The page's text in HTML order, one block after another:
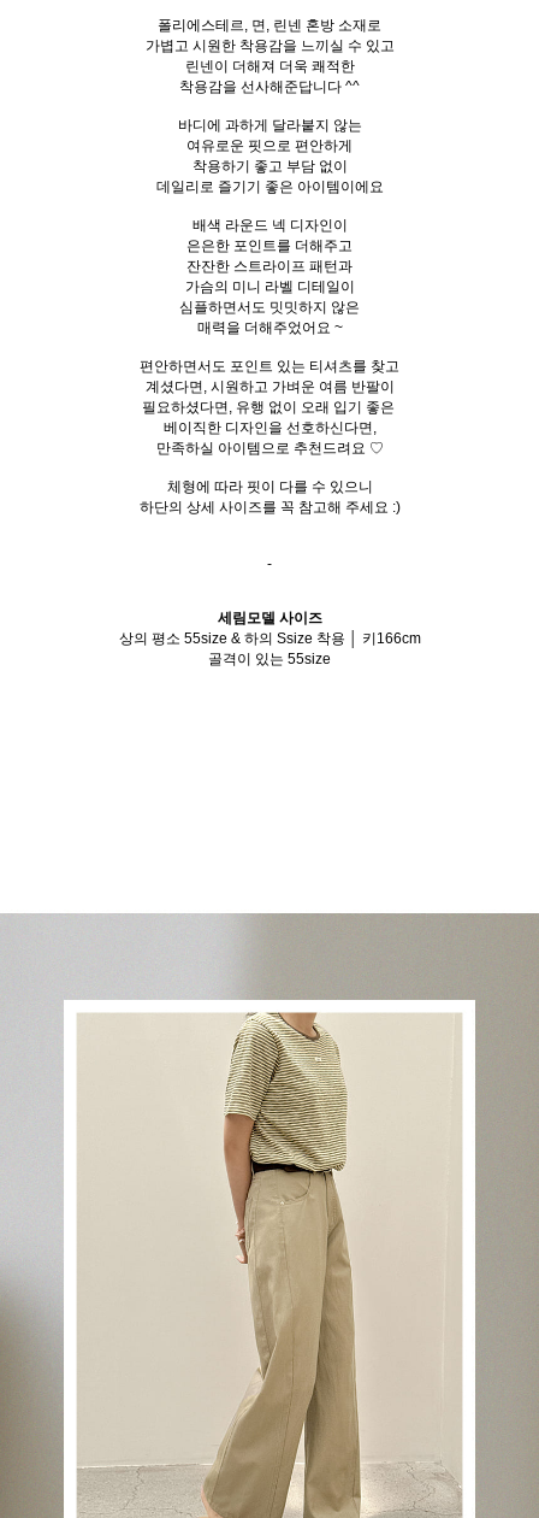
폴리에스테르, 면, 린넨 혼방 소재로
가볍고 시원한 착용감을 느끼실 수 있고
린넨이 더해져 더욱 쾌적한
착용감을 선사해준답니다 ^^
바디에 과하게 달라붙지 않는
여유로운 핏으로 편안하게
착용하기 좋고 부담 없이
데일리로 즐기기 좋은 아이템이에요
배색 라운드 넥 디자인이
은은한 포인트를 더해주고
잔잔한 스트라이프 패턴과
가슴의 미니 라벨 디테일이
심플하면서도 밋밋하지 않은
매력을 더해주었어요 ~
편안하면서도 포인트 있는 티셔츠를 찾고
계셨다면, 시원하고 가벼운 여름 반팔이
필요하셨다면, 유행 없이 오래 입기 좋은
베이직한 디자인을 선호하신다면,
만족하실 아이템으로 추천드려요 ♡
체형에 따라 핏이 다를 수 있으니
하단의 상세 사이즈를 꼭 참고해 주세요 :)
-
세림모델 사이즈
상의 평소 55size & 하의 Ssize 착용 │ 키166cm
골격이 있는 55size